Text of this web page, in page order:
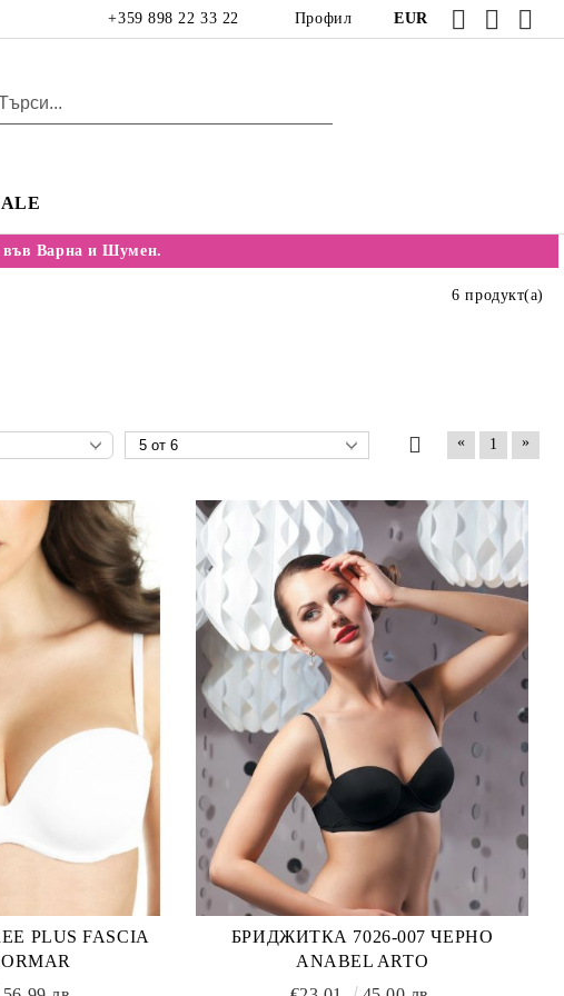
Профил
+359 898 22 33 22 EUR
във Варна и Шумен.
6 продукт(а)
« 1 »
PLUS FASCIA
БРИДЖИТКА 7026-007 ЧЕРНО
ANABEL ARTO